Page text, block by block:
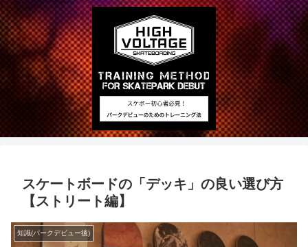
スケートボードの「デッキ」の良い選び方
【ストリート編】
知識(パークデビュー後)